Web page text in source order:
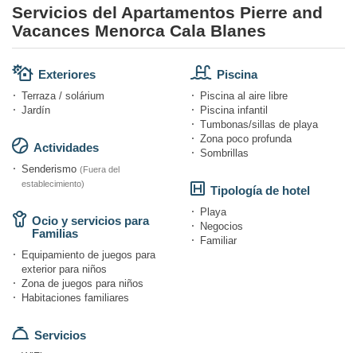
Servicios del Apartamentos Pierre and
Vacances Menorca Cala Blanes
Exteriores
Terraza / solárium
Jardín
Actividades
Senderismo (Fuera del
establecimiento)
Ocio y servicios para
Familias
Equipamiento de juegos para
exterior para niños
Zona de juegos para niños
Habitaciones familiares
Servicios
Piscina
Piscina al aire libre
Piscina infantil
Tumbonas/sillas de playa
Zona poco profunda
Sombrillas
Tipología de hotel
Playa
Negocios
Familiar